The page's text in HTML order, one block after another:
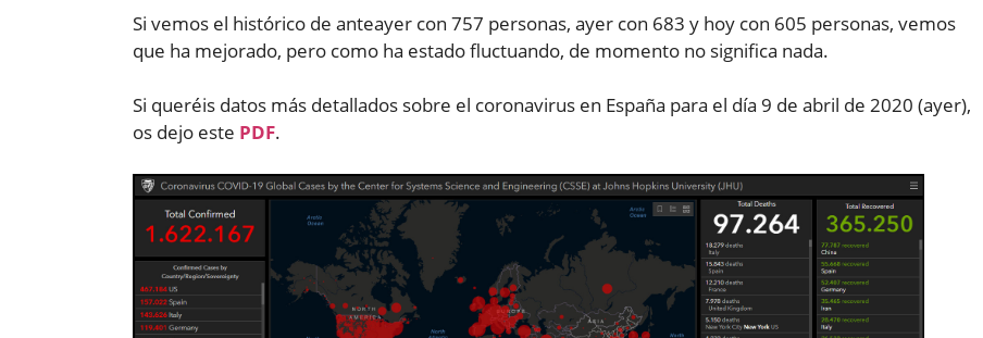
Si vemos el histórico de anteayer con 757 personas, ayer con 683 y hoy con 605 personas, vemos
que ha mejorado, pero como ha estado fluctuando, de momento no significa nada.
Si queréis datos más detallados sobre el coronavirus en España para el día 9 de abril de 2020 (ayer),
os dejo este PDF.